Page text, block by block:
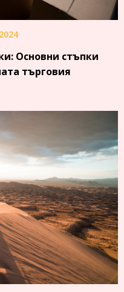
Основни стъпки
търговия